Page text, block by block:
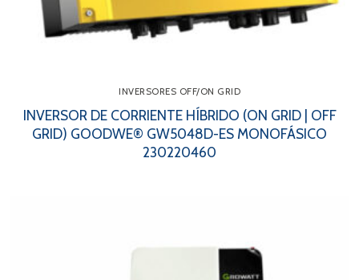
INVERSORES OFF/ON GRID
INVERSOR DE CORRIENTE HÍBRIDO (ON GRID | OFF
GRID) GOODWE® GW5048D-ES MONOFÁSICO
230220460